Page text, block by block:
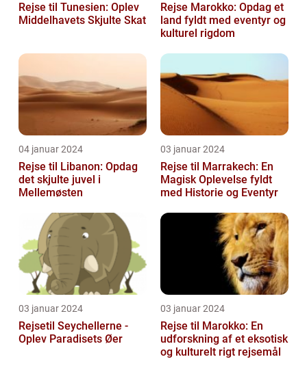
Rejse til Tunesien: Oplev
Middelhavets Skjulte Skat
Rejse Marokko: Opdag et
land fyldt med eventyr og
kulturel rigdom
04 januar 2024
Rejse til Libanon: Opdag
det skjulte juvel i
Mellemøsten
03 januar 2024
Rejse til Marrakech: En
Magisk Oplevelse fyldt
med Historie og Eventyr
03 januar 2024
Rejsetil Seychellerne -
Oplev Paradisets Øer
03 januar 2024
Rejse til Marokko: En
udforskning af et eksotisk
og kulturelt rigt rejsemål